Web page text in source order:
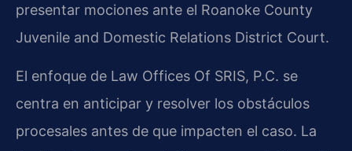
presentar mociones ante el Roanoke County
Juvenile and Domestic Relations District Court.
El enfoque de Law Offices Of SRIS, P.C. se
centra en anticipar y resolver los obstáculos
procesales antes de que impacten el caso. La